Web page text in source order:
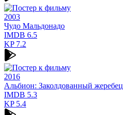
2003
Чудо Мальдонадо
IMDB 6.5
KP7.2
2016
Альбион: Заколдованный жеребец
IMDB 5.3
KP5.4